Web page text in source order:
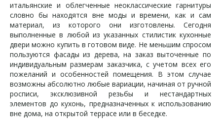
итальянские и облегченные неоклассические гарнитуры
словно бы находятся вне моды и времени, как и сам
материал, из которого они изготовлены. Сегодня
выполненные в любой из указанных стилистик кухонные
двери можно купить в готовом виде. Не меньшим спросом
пользуются фасады из дерева, на заказ выточенные по
индивидуальным размерам заказчика, с учетом всех его
пожеланий и особенностей помещения. В этом случае
возможны абсолютно любые вариации, начиная от ручной
росписи, эксклюзивной резьбы и нестандартных
элементов до кухонь, предназначенных к использованию
вне дома, на открытой террасе или в беседке.